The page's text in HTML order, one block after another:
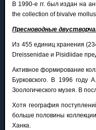
В 1990-е гг. был издан на
the collection of bivalve
Пресноводные
Из 455 единиц хранения
Dreissenidae и Pisidiidae
Активное формирование
Бурковского. В 1996 году
Зоологического музея. В
Хотя география
больше половины
Ханка.